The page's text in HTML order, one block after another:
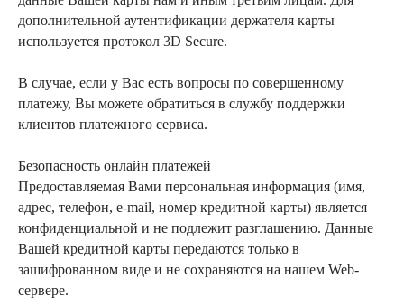
дополнительной аутентификации держателя карты
используется протокол 3D Secure.
В случае, если у Вас есть вопросы по совершенному
платежу, Вы можете обратиться в службу поддержки
клиентов платежного сервиса.
Безопасность онлайн платежей
Предоставляемая Вами персональная информация (имя,
адрес, телефон, e-mail, номер кредитной карты) является
конфиденциальной и не подлежит разглашению. Данные
Вашей кредитной карты передаются только в
зашифрованном виде и не сохраняются на нашем Web-
сервере.